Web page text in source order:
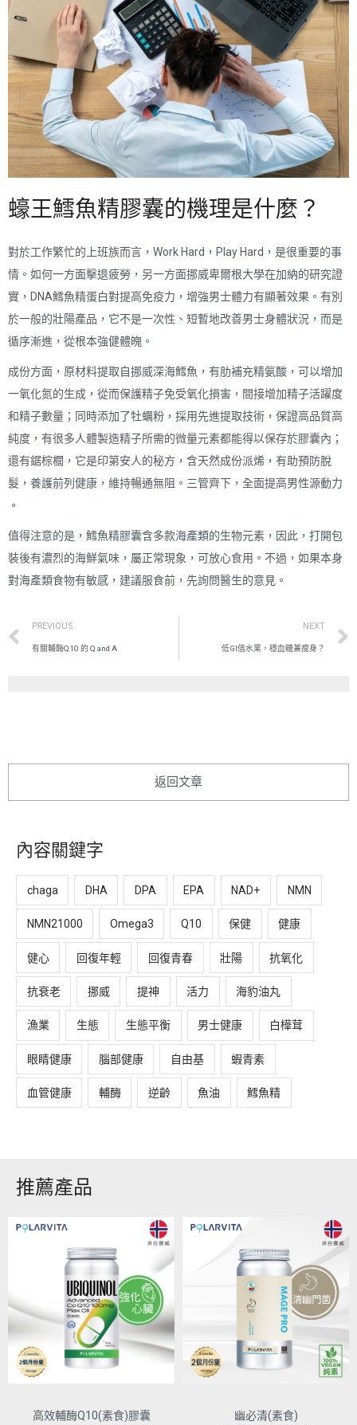
返回文章
內容關鍵字
chaga DHA DPA EPA NAD+ NMN
NMN21000 Omega3 Q10 保健 健康
健心 回復年輕 回復青春 壯陽 抗氧化
抗衰老 挪威 提神 活力 海豹油丸
漁業 生態 生態平衡 男士健康 白樺茸
眼睛健康 腦部健康 自由基 蝦青素
血管健康 輔酶 逆齡 魚油 鱈魚精
蠔王鱈魚精膠囊的機理是什麼？
對於工作繁忙的上班族而言，Work Hard，Play Hard，是很重要的事
情。如何一方面擊退疲勞，另一方面挪威卑爾根大學在加納的研究證
實，DNA鱈魚精蛋白對提高免疫力，增強男士體力有顯著效果。有別
於一般的壯陽產品，它不是一次性、短暫地改善男士身體狀況，而是
循序漸進，從根本強健體魄。
成份方面，原材料提取自挪威深海鱈魚，有肋補充精氨酸，可以增加
一氧化氮的生成，從而保護精子免受氧化損害，間接增加精子活躍度
和精子數量；同時添加了牡蠣粉，採用先進提取技術，保證高品質高
純度，有很多人體製造精子所需的微量元素都能得以保存於膠囊內；
還有鋸棕櫚，它是印第安人的秘方，含天然成份派烯，有助預防脫
髮，養護前列健康，維持暢通無阻。三管齊下，全面提高男性源動力​​
。
值得注意的是，鱈魚精膠囊含多款海產類的生物元素，因此，打開包
裝後有濃烈的海鮮氣味，屬正常現象，可放心食用。不過，如果本身
對海產類食物有敏感，建議服食前，先詢問醫生的意見。
PREVIOUS
有關輔酶Q10 的 Q and A
NEXT
低GI值水果，穩血糖兼瘦身？
推薦產品
高效輔酶Q10(素食)膠囊
幽必清(素食)